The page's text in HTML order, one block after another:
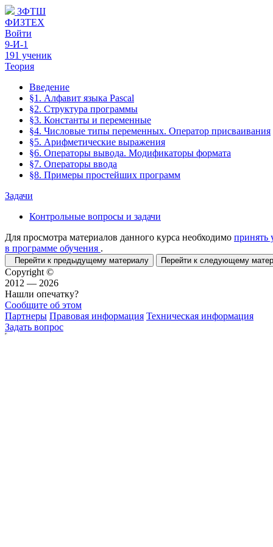
ЗФТШ
ФИЗТЕХ
Войти
9-И-1
191 ученик
Теория
Введение
§1. Алфавит языка Pascal
§2. Структура программы
§3. Константы и переменные
§4. Числовые типы переменных. Оператор присваивания
§5. Арифметические выражения
§6. Операторы вывода. Модификаторы формата
§7. Операторы ввода
§8. Примеры простейших программ
Задачи
Контрольные вопросы и задачи
Для просмотра материалов данного курса необходимо принять
в программе обучения .
Перейти к предыдущему материалу Перейти к следующему
Copyright ©
2012 — 2026
Нашли опечатку?
Сообщите об этом
Партнеры Правовая информация Техническая информация
Задать вопрос